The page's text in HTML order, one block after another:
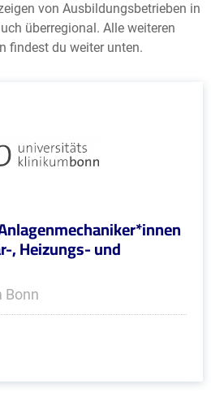
von Ausbildungsbetrieben in
überregional. Alle weiteren
findest du weiter unten.
, Heizungs- und
Bonn